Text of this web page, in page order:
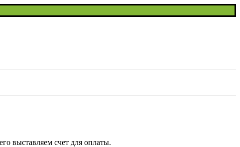
выставляем счет для оплаты.